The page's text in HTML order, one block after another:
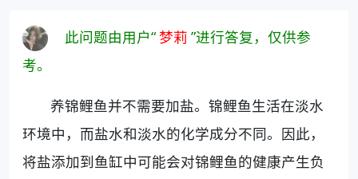
此问题由用户“梦莉 ”进行答复，仅供参
考。
养锦鲤鱼并不需要加盐。锦鲤鱼生活在淡水
环境中，而盐水和淡水的化学成分不同。因此，
将盐添加到鱼缸中可能会对锦鲤鱼的健康产生负